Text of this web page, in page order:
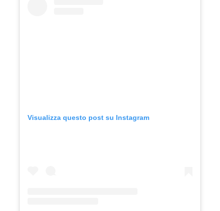
Visualizza questo post su Instagram